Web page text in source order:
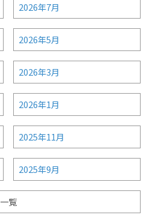
2026年7月
2026年5月
2026年3月
2026年1月
2025年11月
2025年9月
一覧